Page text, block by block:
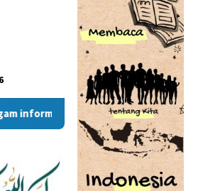
dan berita menarik dari situs